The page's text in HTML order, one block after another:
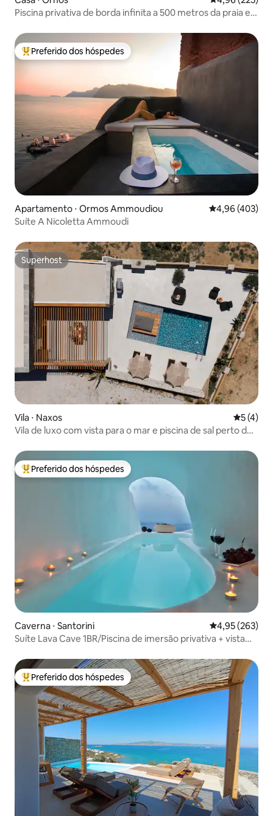
Piscina privativa de borda infinita a 500 metros da praia e
Entre os melhores preferidos dos hóspedes
Preferido dos hóspedes
Apartamento ⋅ Ormos Ammoudiou 4,96 de uma
4,96 (403)
Suíte A Nicoletta Ammoudi
Superhost
Superhost
Vila ⋅ Naxos 5 de
5 (4)
Vila de luxo com vista para o mar e piscina de sal perto de
Entre os melhores preferidos dos hóspedes
Preferido dos hóspedes
Caverna ⋅ Santorini 4,95 de uma
4,95 (263)
Suíte Lava Cave 1BR/Piscina de imersão privativa + vista
Entre os melhores preferidos dos hóspedes
Preferido dos hóspedes